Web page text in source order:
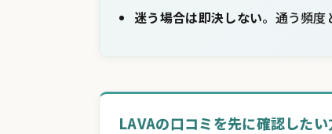
迷う場合は即決しない。通う頻度
LAVAの口コミを先に確認したい